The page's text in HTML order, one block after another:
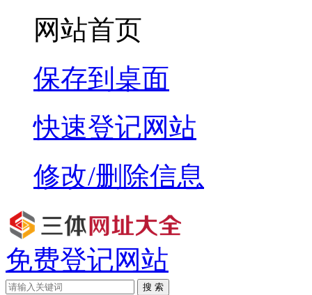
网站首页
保存到桌面
快速登记网站
修改/删除信息
免费登记网站
搜 索